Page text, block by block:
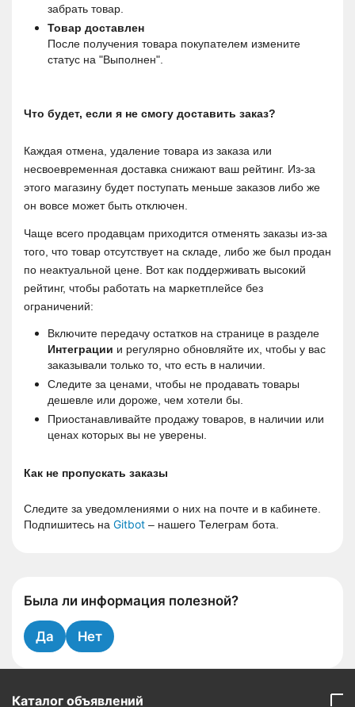
забрать товар.
Товар доставлен
После получения товара покупателем измените
статус на "Выполнен".
Что будет, если я не смогу доставить заказ?
Каждая отмена, удаление товара из заказа или
несвоевременная доставка снижают ваш рейтинг. Из-за
этого магазину будет поступать меньше заказов либо же
он вовсе может быть отключен.
Чаще всего продавцам приходится отменять заказы из-за
того, что товар отсутствует на складе, либо же был продан
по неактуальной цене. Вот как поддерживать высокий
рейтинг, чтобы работать на маркетплейсе без
ограничений:
Интеграции и регулярно обновляйте их, чтобы у вас
заказывали только то, что есть в наличии.
Следите за ценами, чтобы не продавать товары
дешевле или дороже, чем хотели бы.
Приостанавливайте продажу товаров, в наличии или
ценах которых вы не уверены.
Как не пропускать заказы
Следите за уведомлениями о них на почте и в кабинете.
Подпишитесь на Gitbot – нашего Телеграм бота.
Была ли информация полезной?
Да Нет
Каталог объявлений